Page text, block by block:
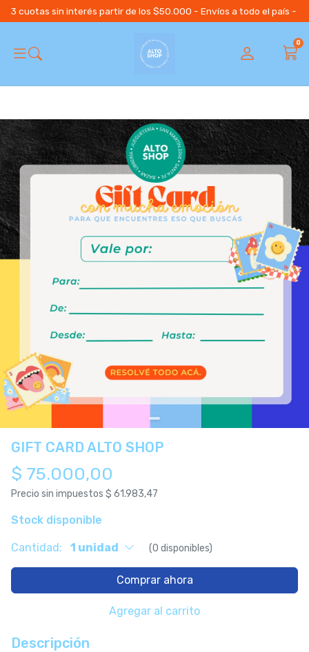
3 cuotas sin interés partir de los $50.000 - Envíos a todo el país -
0
GIFT CARD ALTO SHOP
$ 75.000,00
Precio sin impuestos $ 61.983,47
Stock disponible
Cantidad: 1 unidad (0 disponibles)
Comprar ahora
Agregar al carrito
Descripción